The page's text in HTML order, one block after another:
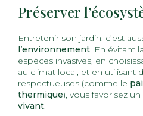
Préserver
Entretenir son jardin, c’est
l’environnement. En évitant
espèces invasives, en
au climat local, et en utilisant
respectueuses (comme le
thermique), vous favorisez
vivant.